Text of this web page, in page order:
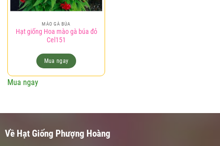
MÀO GÀ BÚA
Hạt giống Hoa mào gà búa đỏ
Cel151
Mua ngay
Mua ngay
Về Hạt Giống Phượng Hoàng